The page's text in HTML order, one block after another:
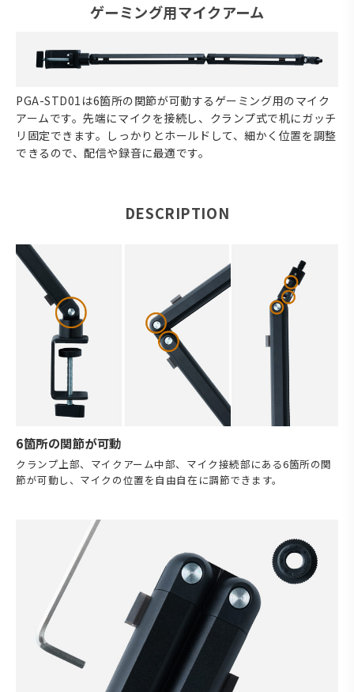
ゲーミング用マイクアーム
PGA-STD01は6箇所の関節が可動するゲーミング用のマイク
アームです。先端にマイクを接続し、クランプ式で机にガッチ
リ固定できます。しっかりとホールドして、細かく位置を調整
できるので、配信や録音に最適です。
DESCRIPTION
6箇所の関節が可動
クランプ上部、マイクアーム中部、マイク接続部にある6箇所の関
節が可動し、マイクの位置を自由自在に調節できます。